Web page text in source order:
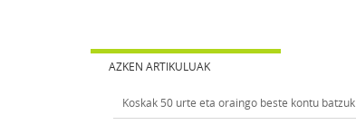
AZKEN ARTIKULUAK
Koskak 50 urte eta oraingo beste kontu batzuk